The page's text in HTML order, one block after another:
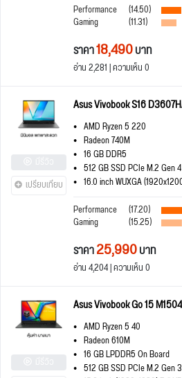
Performance
(14.50)
Gaming (11.31)
ราคา18,490บาท
อ่าน 2,281 | ความเห็น 0
เปรียบเทียบ
Asus Vivobook S16
AMD Ryzen 5 220
Radeon 740M
16 GB DDR5
512 GB SSD PCIe M.2 Gen 4
16.0 inch WUXGA
Performance
(17.20)
Gaming (15.25)
ราคา25,990บาท
อ่าน 4,204 | ความเห็น 0
Asus Vivobook Go 15
AMD Ryzen 5 40
Radeon 610M
16 GB LPDDR5 On Board
512 GB SSD PCIe M.2 Gen 3